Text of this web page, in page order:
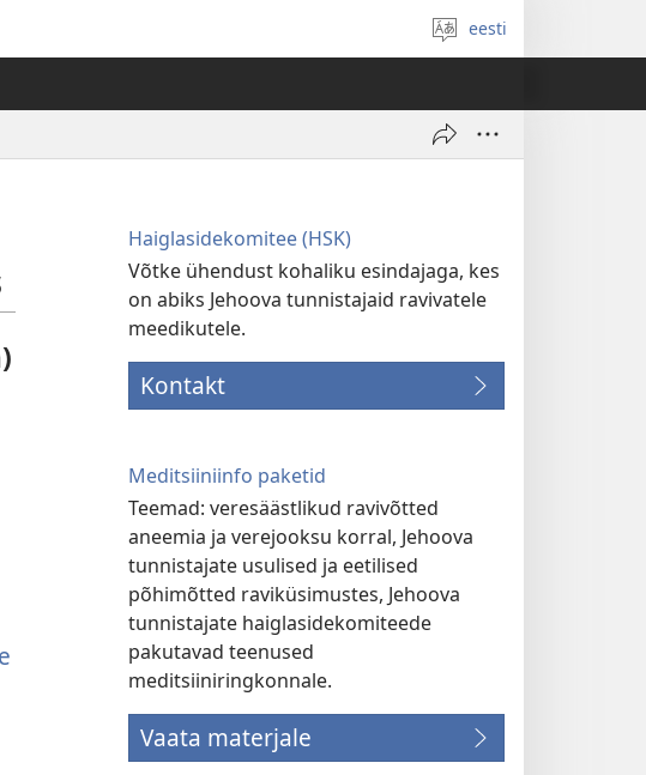
Vali
keel
eesti
Haiglasidekomitee (HSK)
Võtke ühendust kohaliku esindajaga, kes
on abiks Jehoova tunnistajaid ravivatele
meedikutele.
Kontakt
Meditsiiniinfo paketid
Teemad: veresäästlikud ravivõtted
aneemia ja verejooksu korral, Jehoova
tunnistajate usulised ja eetilised
põhimõtted raviküsimustes, Jehoova
tunnistajate haiglasidekomiteede
pakutavad teenused
meditsiiniringkonnale.
Vaata materjale